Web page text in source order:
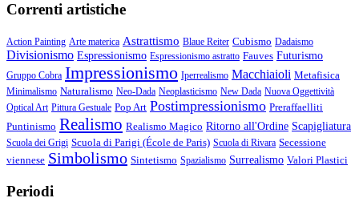
Correnti artistiche
Action Painting Arte materica Astrattismo Blaue Reiter Cubismo Dadaismo
Divisionismo Espressionismo Espressionismo astratto Fauves Futurismo
Gruppo Cobra Impressionismo Iperrealismo Macchiaioli Metafisica
Minimalismo Naturalismo Neo-Dada Neoplasticismo New Dada Nuova Oggettività
Optical Art Pittura Gestuale Pop Art Postimpressionismo Preraffaelliti
Puntinismo Realismo Realismo Magico Ritorno all'Ordine Scapigliatura
Scuola dei Grigi Scuola di Parigi (École de Paris) Scuola di Rivara Secessione
viennese Simbolismo Sintetismo Spazialismo Surrealismo Valori Plastici
Periodi